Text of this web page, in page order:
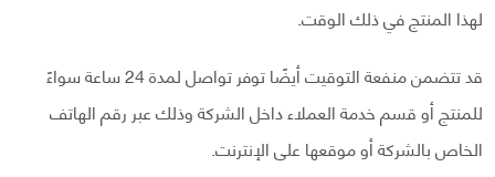
لهذا المنتج في ذلك الوقت.
قد تتضمن منفعة التوقيت أيضًا توفر تواصل لمدة 24 ساعة سواءً
للمنتج أو قسم خدمة العملاء داخل الشركة وذلك عبر رقم الهاتف
الخاص بالشركة أو موقعها على الإنترنت.